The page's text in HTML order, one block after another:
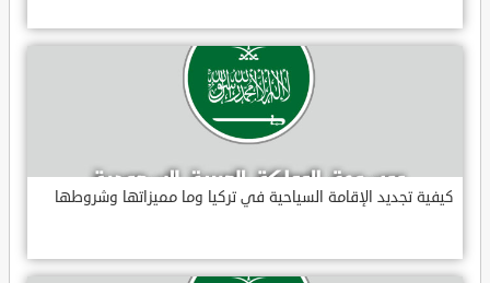
كيفية تجديد الإقامة السياحية في تركيا وما مميزاتها وشروطها